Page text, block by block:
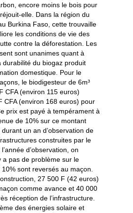
encore moins le bois pour
elle. Dans la région du
Burkina Faso, cette trouvaille
les conditions de vie des
contre la déforestation. Les
sont unanimes quant à
durabilité du biogaz produit
domestique. Pour le
le biodigesteur de 6m³
CFA (environ 115 euros)
CFA (environ 168 euros) pour
prix est payé à tempérament à
de 10% sur ce montant
un an d’observation de
construites par le
d’observation, on
a pas de problème sur le
sont reversés au maçon.
27 500 F (42 euros)
comme avance et 40 000
réception de l’infrastructure.
des énergies solaire et